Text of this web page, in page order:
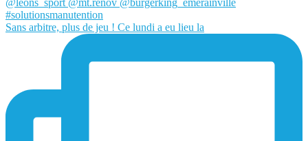
Sans arbitre, plus de jeu ! Ce lundi a eu lieu la